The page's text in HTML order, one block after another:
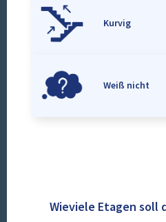
Kurvig
Weiß nicht
Wieviele Etagen soll